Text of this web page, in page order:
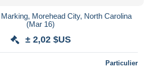
Morehead City, North Carolina
(Mar 16)
± 2,02 $US
Particulier